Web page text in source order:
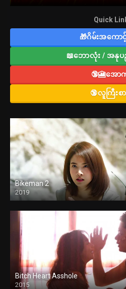
Quick
🎁ဂိမ်းအကော
📖ဘောလုံး / အနု
🔞🎦အော
🔞လူကြီးစ
Bikeman 2
2019
Bitch Heart Asshole
2015